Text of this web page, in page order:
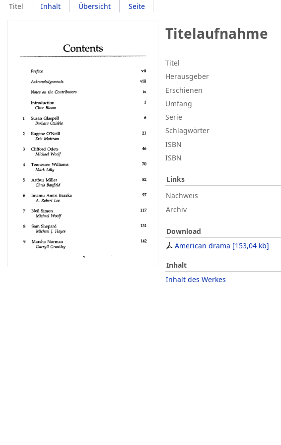
Titel Inhalt Übersicht Seite
Titelaufnahme
Titel
Herausgeber
Erschienen
Umfang
Serie
Schlagwörter
ISBN
ISBN
Links
Nachweis
Archiv
Download
American drama [153,04 kb]
Inhalt
Inhalt des Werkes